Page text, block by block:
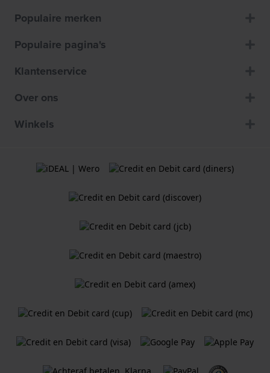
Populaire merken
Populaire pagina's
Klantenservice
Over ons
Winkels